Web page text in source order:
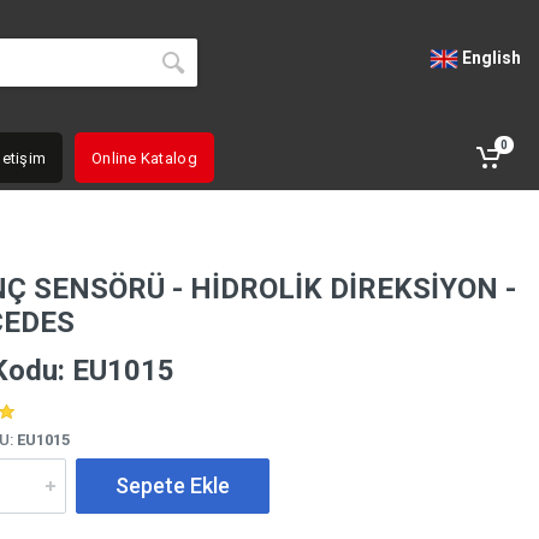
English
Online Katalog
0
SENSÖRÜ - HİDROLİK DİREKSİYON -
EU1015
EU1015
Sepete Ekle